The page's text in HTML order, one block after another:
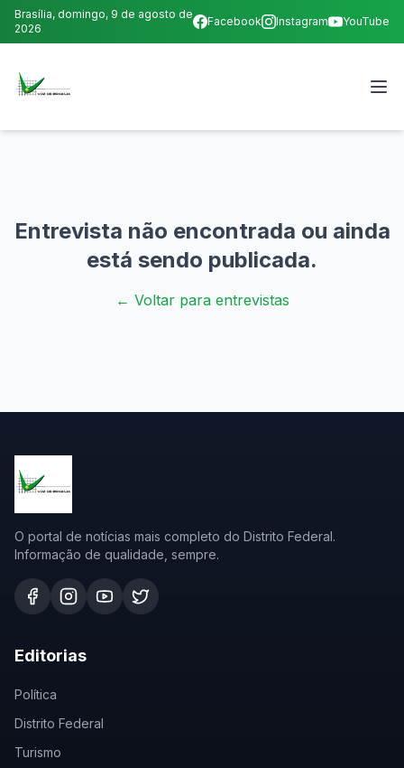
Brasília, domingo, 9 de agosto de
2026
Facebook Instagram YouTube
Entrevista não encontrada ou ainda
está sendo publicada.
← Voltar para entrevistas
O portal de notícias mais completo do Distrito Federal.
Informação de qualidade, sempre.
Editorias
Política
Distrito Federal
Turismo